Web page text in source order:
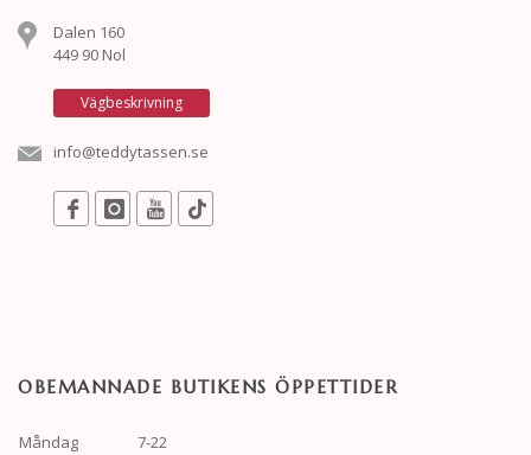
Dalen 160
449 90 Nol
Vägbeskrivning
info@teddytassen.se
OBEMANNADE BUTIKENS ÖPPETTIDER
Måndag
7-22